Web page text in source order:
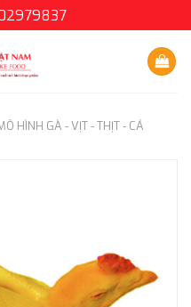
HÌNH GÀ - VỊT - THỊT - CÁ